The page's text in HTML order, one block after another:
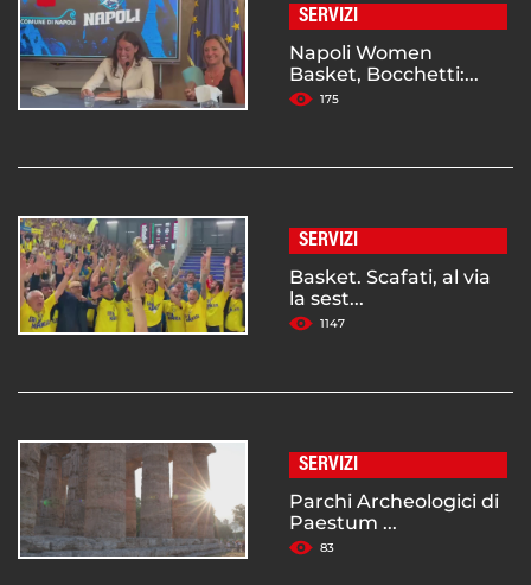
SERVIZI
Napoli Women
Basket, Bocchetti:...
175
SERVIZI
Basket. Scafati, al via
la sest...
1147
SERVIZI
Parchi Archeologici di
Paestum ...
83